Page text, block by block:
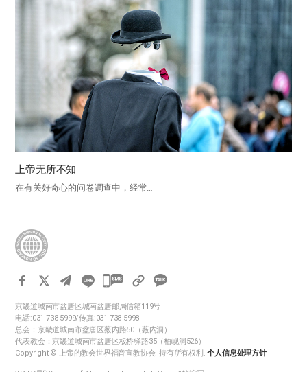
上帝无所不知
在有关好奇心的问卷调查中，经常…
카
오
톡
공
京畿道城南市盆唐区城南盆唐邮局信箱119号
电话:031-738-5999/传真:031-738-5998
总会：京畿道城南市盆唐区薮内路50（薮内洞）
代表教会：京畿道城南市盆唐区板桥驿路35（柏岘洞526）
Copyright © 上帝的教会世界福音宣教协会. 持有所有权利.个人信息处理方针